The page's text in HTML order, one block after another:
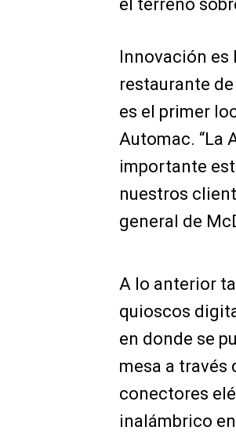
el terreno
Innovación es
restaurante
es el primer
Automac. “La
importante
nuestros
general de
A lo anterior
quioscos
en donde se
mesa a través
conectores
inalámbrico